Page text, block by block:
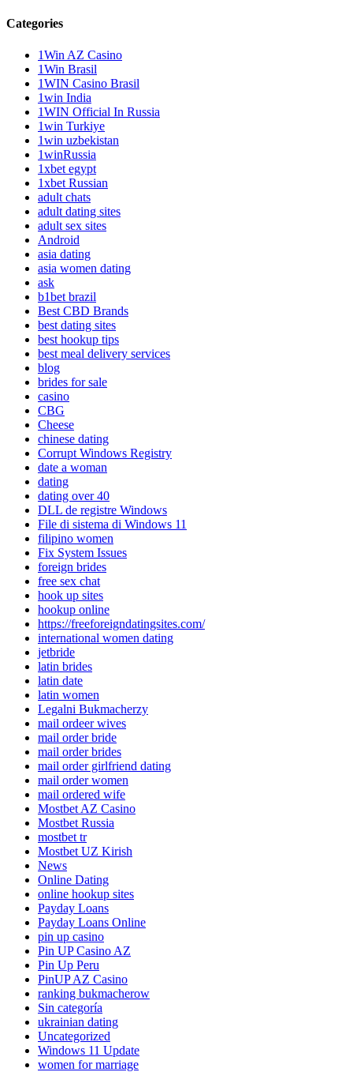
Categories
1Win AZ Casino
1Win Brasil
1WIN Casino Brasil
1win India
1WIN Official In Russia
1win Turkiye
1win uzbekistan
1winRussia
1xbet egypt
1xbet Russian
adult chats
adult dating sites
adult sex sites
Android
asia dating
asia women dating
ask
b1bet brazil
Best CBD Brands
best dating sites
best hookup tips
best meal delivery services
blog
brides for sale
casino
CBG
Cheese
chinese dating
Corrupt Windows Registry
date a woman
dating
dating over 40
DLL de registre Windows
File di sistema di Windows 11
filipino women
Fix System Issues
foreign brides
free sex chat
hook up sites
hookup online
https://freeforeigndatingsites.com/
international women dating
jetbride
latin brides
latin date
latin women
Legalni Bukmacherzy
mail ordeer wives
mail order bride
mail order brides
mail order girlfriend dating
mail order women
mail ordered wife
Mostbet AZ Casino
Mostbet Russia
mostbet tr
Mostbet UZ Kirish
News
Online Dating
online hookup sites
Payday Loans
Payday Loans Online
pin up casino
Pin UP Casino AZ
Pin Up Peru
PinUP AZ Casino
ranking bukmacherow
Sin categoría
ukrainian dating
Uncategorized
Windows 11 Update
women for marriage